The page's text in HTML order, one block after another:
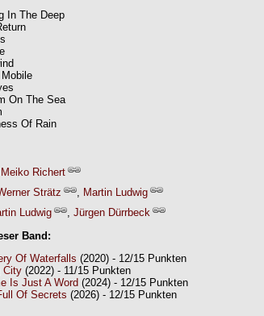
In The Deep
On The Sea
Of Rain
Meiko Richert
Strätz , Martin Ludwig
Ludwig , Jürgen Dürrbeck
Band:
Of Waterfalls (2020) - 12/15 Punkten
City (2022) - 11/15 Punkten
Is Just A Word (2024) - 12/15 Punkten
Of Secrets (2026) - 12/15 Punkten